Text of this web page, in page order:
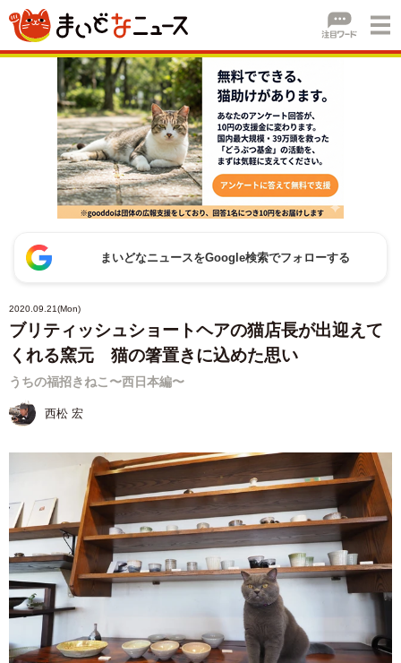
まいどなニュースをGoogle検索でフォローする
2020.09.21(Mon)
ブリティッシュショートヘアの猫店長が出迎えて
くれる窯元 猫の箸置きに込めた思い
うちの福招きねこ〜西日本編〜
西松 宏